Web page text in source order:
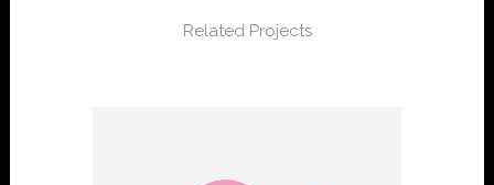
Related Projects